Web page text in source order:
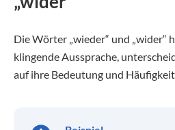
Die Wörter „wieder“ und „wider“
klingende Aussprache,
auf ihre Bedeutung und